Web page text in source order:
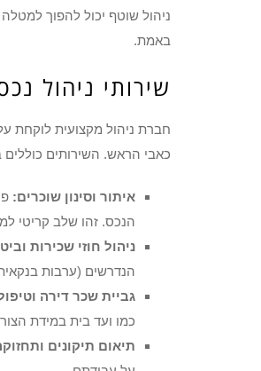
ניהול שוטף יכול להפוך
באמת.
שירותי ניהול
חברת ניהול מקצועית לוקחת
כאבי הראש. השירותים כוללים
איתור וסינון שוכרים:
הנכס. זהו שלב קריטי
ניהול חוזי שכירות
הנדרשים (ערבות
גביית שכר דירה
כמו ועד בית במידת
תיאום תיקונים